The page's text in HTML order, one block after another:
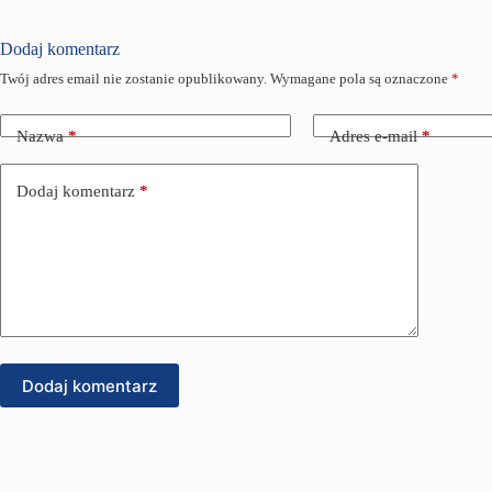
Dodaj komentarz
Twój adres email nie zostanie opublikowany. Wymagane pola są oznaczone *
Nazwa* Adres e-mail*
Dodaj komentarz *
Dodaj komentarz